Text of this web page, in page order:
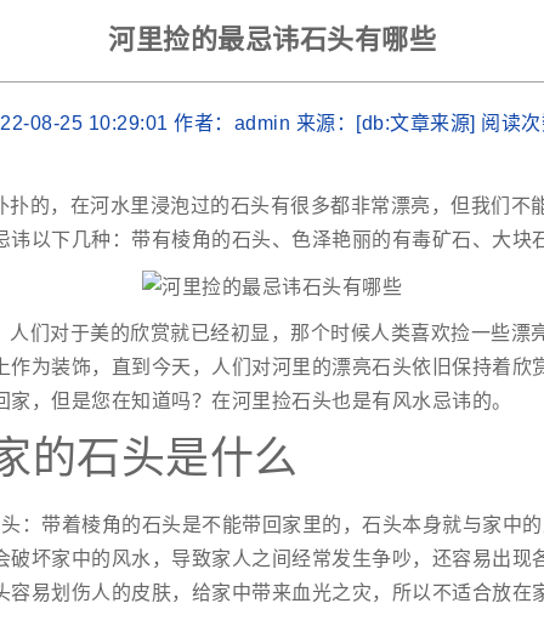
河里捡的最忌讳石头有哪些
08-25 10:29:01 作者：admin 来源：[db:文章来源] 阅读
扑的，在河水里浸泡过的石头有很多都非常漂亮，但我们不
讳以下几种：带有棱角的石头、色泽艳丽的有毒矿石、大块
人们对于美的欣赏就已经初显，那个时候人类喜欢捡一些漂
作为装饰，直到今天，人们对河里的漂亮石头依旧保持着欣
家，但是您在知道吗？在河里捡石头也是有风水忌讳的。
的石头是什么
：带着棱角的石头是不能带回家里的，石头本身就与家中
破坏家中的风水，导致家人之间经常发生争吵，还容易出现
容易划伤人的皮肤，给家中带来血光之灾，所以不适合放在